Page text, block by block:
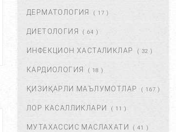
БОШ МИЯ САРАТОНИНИ
НОЯ 24, 2017
БОШ ОҒРИШИ. УНИНГ
ФЕВ 06, 2018 59817
ХОМИЛАДОРЛИКДА БОЛА
ДЕРМАТОЛОГИЯ ( 17 )
ДИЕТОЛОГИЯ ( 64 )
ИНФЕКЦИОН ХАСТАЛИКЛАР ( 32 )
КАРДИОЛОГИЯ ( 18 )
ҚИЗИҚАРЛИ МАЪЛУМОТЛАР ( 167 )
ЛОР КАСАЛЛИКЛАРИ ( 11 )
МУТАХАССИС МАСЛАХАТИ ( 41 )